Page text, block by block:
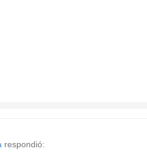
respondió: